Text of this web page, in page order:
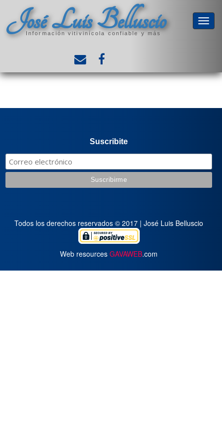
José Luis Belluscio
Información vitivinícola confiable y más
Suscribite
Todos los derechos reservados © 2017 | José Luis Belluscio
Web resources GAVAWEB.com